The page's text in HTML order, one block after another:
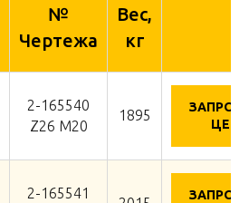
№
Чертежа
Вес,
кг
2-165540
Z26 М20
1895
ЦЕНУ
2-165541